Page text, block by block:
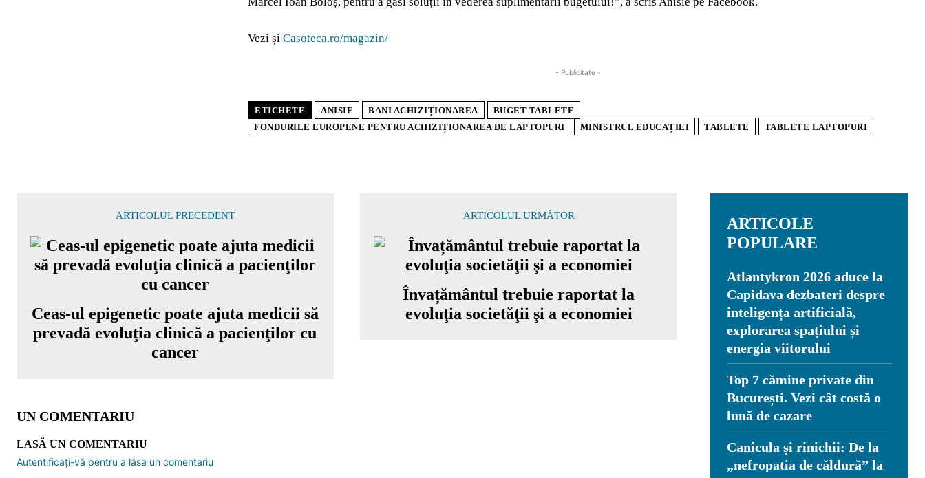
Vezi și Casoteca.ro/magazin/
- Publicitate -
ETICHETE ANISIE BANI ACHIZIȚIONAREA
BUGET TABLETE
FONDURILE EUROPENE PENTRU ACHIZIȚIONAREA DE LAPTOPURI
MINISTRUL EDUCAȚIEI TABLETE TABLETE LAPTOPURI
ARTICOLUL PRECEDENT
Ceas-ul epigenetic poate ajuta medicii să
prevadă evoluţia clinică a pacienţilor cu
cancer
ARTICOLUL URMĂTOR
Învațământul trebuie raportat la
evoluţia societăţii şi a economiei
UN COMENTARIU
LASĂ UN COMENTARIU
Autentificați-vă pentru a lăsa un comentariu
ARTICOLE
POPULARE
Atlantykron 2026 aduce la
Capidava dezbateri despre
inteligența artificială,
explorarea spațiului și
energia viitorului
Top 7 cămine private din
București. Vezi cât costă o
lună de cazare
Canicula și rinichii: De la
„nefropatia de căldură” la